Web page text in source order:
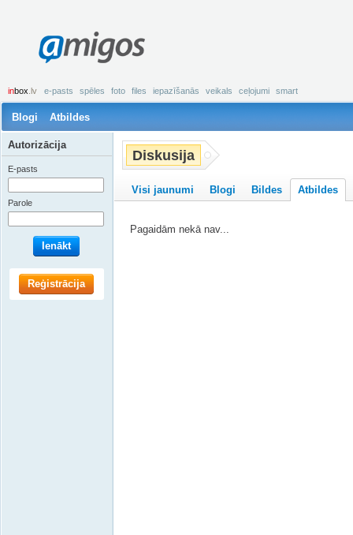
amigos
inbox .lv e-pasts spēles foto files iepazīšanās veikals ceļojumi smart
Blogi Atbildes
Diskusija
Visi jaunumi Blogi Bildes Atbildes
Pagaidām nekā nav...
Autorizācija
E-pasts
Parole
Ienākt
Reģistrācija